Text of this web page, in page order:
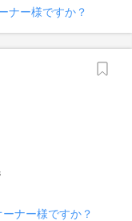
ナー様ですか？
ナー様ですか？